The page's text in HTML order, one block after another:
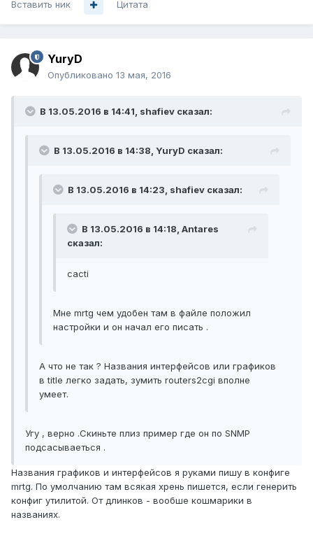
Вставить ник Цитата
YuryD
Опубликовано 13 мая, 2016
В 13.05.2016 в 14:41, shafiev сказал:
В 13.05.2016 в 14:38, YuryD сказал:
В 13.05.2016 в 14:23, shafiev сказал:
В 13.05.2016 в 14:18, Antares
сказал:
cacti
Мне mrtg чем удобен там в файле положил
настройки и он начал его писать .
А что не так ? Названия интерфейсов или графиков
в title легко задать, зумить routers2cgi вполне
умеет.
Угу , верно .Скиньте плиз пример где он по SNMP
подсасываеться .
Названия графиков и интерфейсов я руками пишу в конфиге
mrtg. По умолчанию там всякая хрень пишется, если генерить
конфиг утилитой. От длинков - вообше кошмарики в
названиях.